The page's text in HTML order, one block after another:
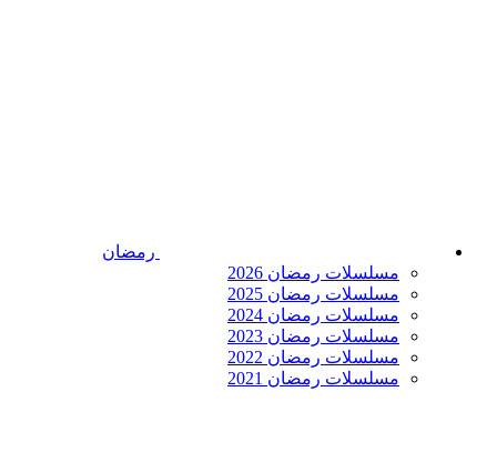
رمضان
مسلسلات رمضان 2026
مسلسلات رمضان 2025
مسلسلات رمضان 2024
مسلسلات رمضان 2023
مسلسلات رمضان 2022
مسلسلات رمضان 2021